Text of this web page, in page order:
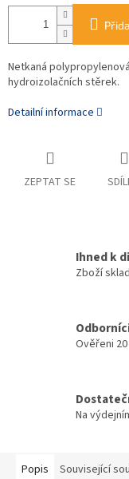
Netkaná
hydroizolačních stěrek.
Detailní informace
ZEPTAT SE
Ihned k
Zboží
Ověřeni
Na
Popis Související